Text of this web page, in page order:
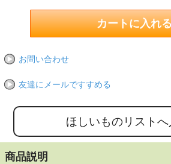
お問い合わせ
友達にメールですすめる
商品説明